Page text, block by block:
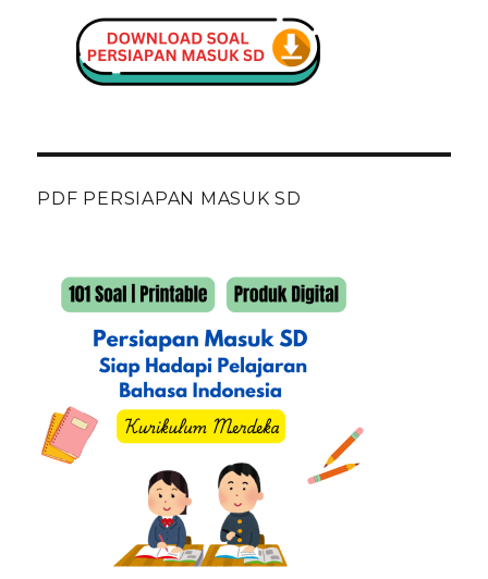
PDF PERSIAPAN MASUK SD